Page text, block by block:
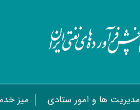
مدیریت ها و امور ستادی میز